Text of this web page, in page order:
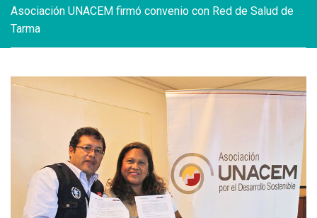
Asociación UNACEM firmó convenio con Red de Salud de
Tarma